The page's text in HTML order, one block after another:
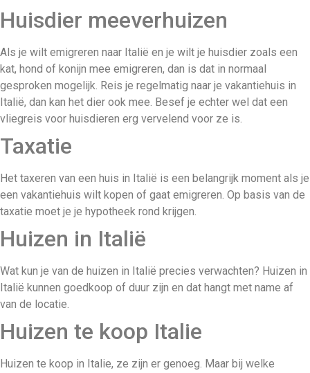
Huisdier meeverhuizen
Als je wilt emigreren naar Italië en je wilt je huisdier zoals een
kat, hond of konijn mee emigreren, dan is dat in normaal
gesproken mogelijk. Reis je regelmatig naar je vakantiehuis in
Italië, dan kan het dier ook mee. Besef je echter wel dat een
vliegreis voor huisdieren erg vervelend voor ze is.
Taxatie
Het taxeren van een huis in Italië is een belangrijk moment als je
een vakantiehuis wilt kopen of gaat emigreren. Op basis van de
taxatie moet je je hypotheek rond krijgen.
Huizen in Italië
Wat kun je van de huizen in Italië precies verwachten? Huizen in
Italië kunnen goedkoop of duur zijn en dat hangt met name af
van de locatie.
Huizen te koop Italie
Huizen te koop in Italie, ze zijn er genoeg. Maar bij welke